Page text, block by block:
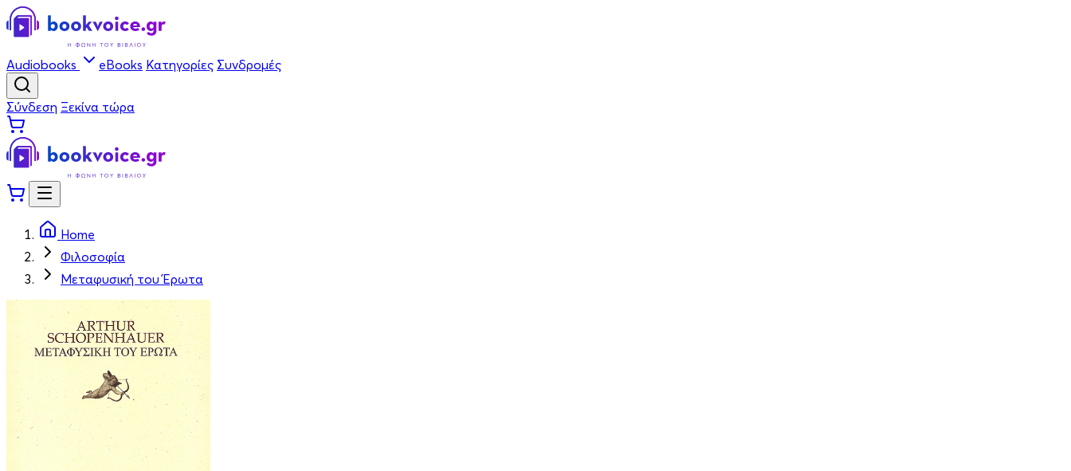
Audiobooks eBooks Κατηγορίες Συνδρομές
Σύνδεση Ξεκίνα τώρα
Home
Φιλοσοφία
Μεταφυσική του Έρωτα